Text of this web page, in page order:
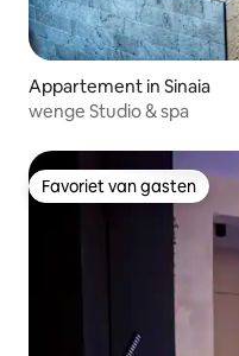
Appartement in Sinaia
wenge Studio & spa
Favoriet van gasten
Favoriet van gasten